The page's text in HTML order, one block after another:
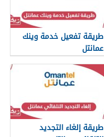
طريقة تفعيل خدمة وينك
عمانتل
طريقة إلغاء التجديد